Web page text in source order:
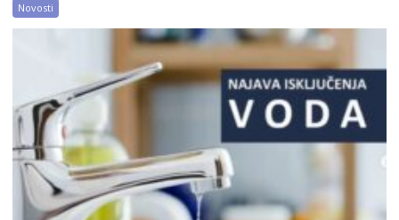
Novosti